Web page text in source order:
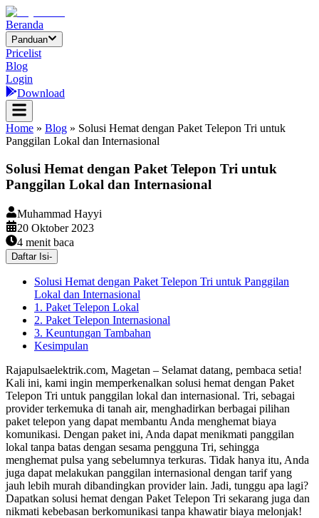
Beranda
Panduan
Pricelist
Blog
Login
Download
Home » Blog » Solusi Hemat dengan Paket Telepon Tri untuk
Panggilan Lokal dan Internasional
Solusi Hemat dengan Paket Telepon Tri untuk
Panggilan Lokal dan Internasional
Muhammad Hayyi
20 Oktober 2023
4 menit baca
Daftar Isi-
Solusi Hemat dengan Paket Telepon Tri untuk Panggilan
Lokal dan Internasional
1. Paket Telepon Lokal
2. Paket Telepon Internasional
3. Keuntungan Tambahan
Kesimpulan
Rajapulsaelektrik.com, Magetan – Selamat datang, pembaca setia!
Kali ini, kami ingin memperkenalkan solusi hemat dengan Paket
Telepon Tri untuk panggilan lokal dan internasional. Tri, sebagai
provider terkemuka di tanah air, menghadirkan berbagai pilihan
paket telepon yang dapat membantu Anda menghemat biaya
komunikasi. Dengan paket ini, Anda dapat menikmati panggilan
lokal tanpa batas dengan sesama pengguna Tri, sehingga
menghemat pulsa yang sebelumnya terkuras. Tidak hanya itu, Anda
juga dapat melakukan panggilan internasional dengan tarif yang
jauh lebih murah dibandingkan provider lain. Jadi, tunggu apa lagi?
Dapatkan solusi hemat dengan Paket Telepon Tri sekarang juga dan
nikmati kebebasan berkomunikasi tanpa khawatir biaya melonjak!